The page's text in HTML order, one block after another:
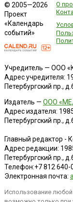
© 2005—2026
Проект
«Календарь
событий»
О
Учредитель — ООО
Адрес учредителя:
Петербургский пр.,
Издатель — ООО
Адрес издателя:
Петербургский пр.,
Главный редактор -
Адрес редакции:
Петербургский пр.,
Телефон:+7 812 640-
Электронная почта:
Использование любой